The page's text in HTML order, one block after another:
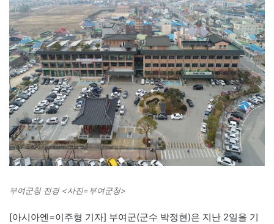
부여군청 전경 <사진=부여군청>
[아시아엔=이주형 기자] 부여군(군수 박정현)은 지난 2일을 기